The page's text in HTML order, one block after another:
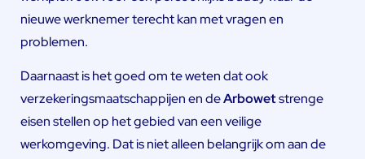
nieuwe werknemer terecht kan met vragen en
problemen.
Daarnaast is het goed om te weten dat ook
verzekeringsmaatschappijen en deArbowetstrenge
eisen stellen op het gebied van een veilige
werkomgeving. Dat is niet alleen belangrijk om aan de